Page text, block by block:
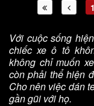
1
Với cuộc sống
chiếc xe ô tô
không chỉ muốn
còn phải thể hiện
Cho nên việc dán
gần gũi với họ.